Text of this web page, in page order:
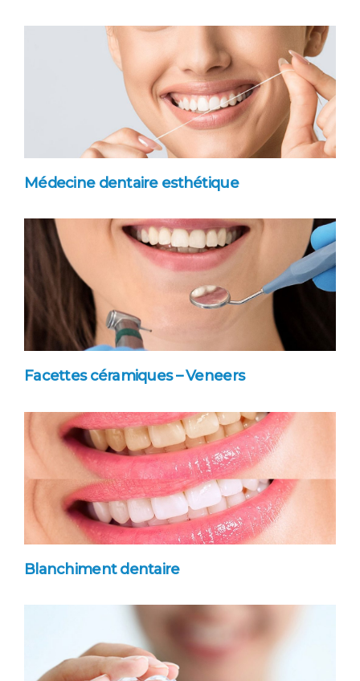
Médecine dentaire esthétique
Facettes céramiques – Veneers
Blanchiment dentaire